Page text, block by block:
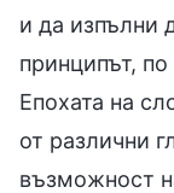
и да изпълни
принципът,
Епохата на
от различни
възможност